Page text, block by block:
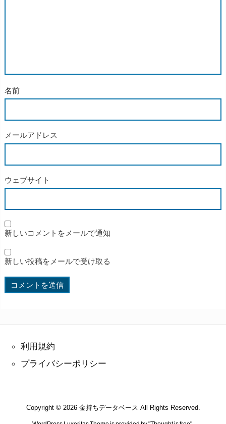
名前
メールアドレス
ウェブサイト
新しいコメントをメールで通知
新しい投稿をメールで受け取る
利用規約
プライバシーポリシー
Copyright © 2026 金持ちデータベース All Rights Reserved.